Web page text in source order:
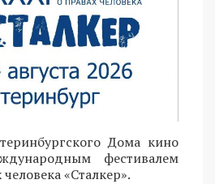
Дома кино
фестивалем
«Сталкер».